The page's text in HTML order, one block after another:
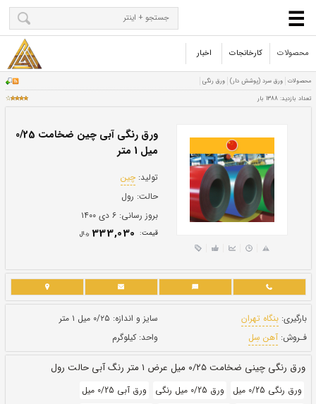
محصولات کارخانجات اخبار
میل 1 متر
تولید:چین
حالت:
بروز رسانی:
قيمت: 333,030 ريال